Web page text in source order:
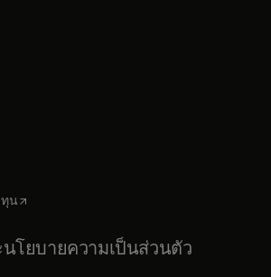
tab
tab
นopens in a new tab
โยบายความเป็นส่วนตัว